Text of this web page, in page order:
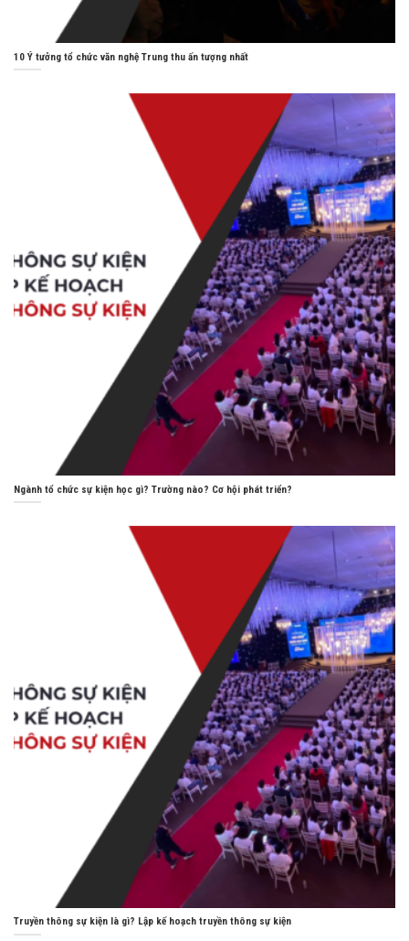
10 Ý tưởng tổ chức văn nghệ Trung thu ấn tượng nhất
Ngành tổ chức sự kiện học gì? Trường nào? Cơ hội phát triển?
Truyền thông sự kiện là gì? Lập kế hoạch truyền thông sự kiện